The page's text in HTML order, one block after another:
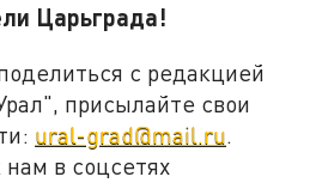
Царьграда!
с редакцией
присылайте свои
ural-grad@mail.ru
в соцсетях